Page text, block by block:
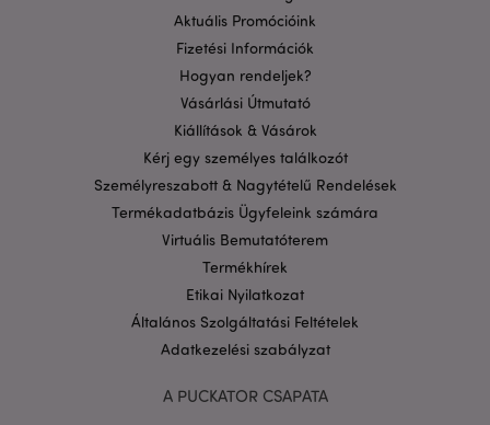
Aktuális Promócióink
Fizetési Információk
Hogyan rendeljek?
Vásárlási Útmutató
Kiállítások & Vásárok
Kérj egy személyes találkozót
Személyreszabott & Nagytételű Rendelések
Termékadatbázis Ügyfeleink számára
Virtuális Bemutatóterem
Termékhírek
Etikai Nyilatkozat
Általános Szolgáltatási Feltételek
Adatkezelési szabályzat
A PUCKATOR CSAPATA
megfelelően a feltétlenül szükséges sütik nélkül.
CookieScriptConsent